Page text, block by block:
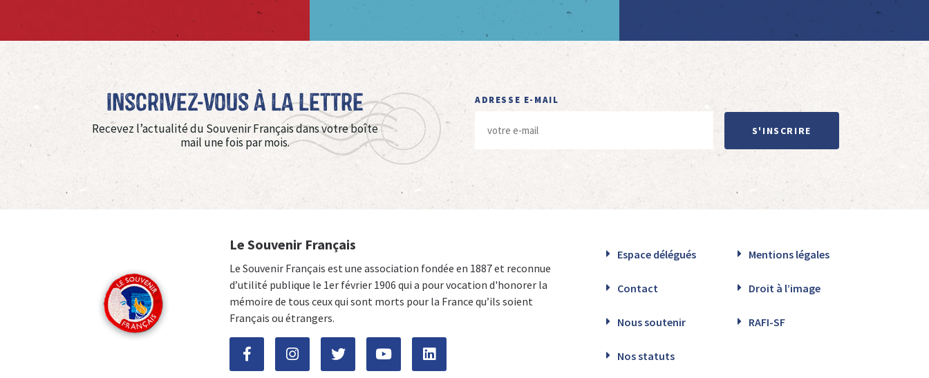
Inscrivez-vous à La Lettre
Recevez l’actualité du Souvenir Français dans votre boîte
mail une fois par mois.
ADRESSE E-MAIL
S'INSCRIRE
Le Souvenir Français
Le Souvenir Français est une association fondée en 1887 et reconnue
d’utilité publique le 1er février 1906 qui a pour vocation d'honorer la
mémoire de tous ceux qui sont morts pour la France qu’ils soient
Français ou étrangers.
Espace délégués Mentions légales
Contact Droit à l’image
Nous soutenir RAFI-SF
Nos statuts